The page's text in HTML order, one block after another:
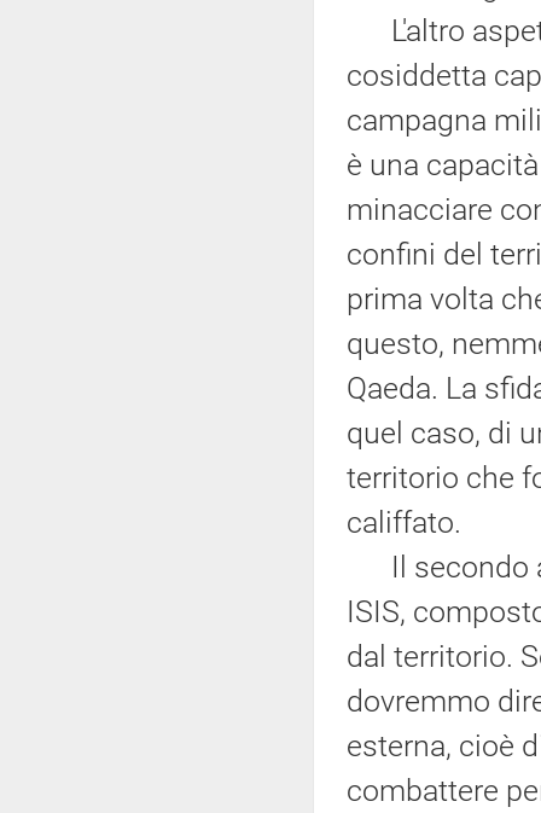
L'altro
cosiddetta
campagna
è una
minacciare
confini del
prima volta
questo,
Qaeda. La
quel caso, di
territorio che
califfato.
Il secondo
ISIS,
dal territorio.
dovremmo
esterna, cioè
combattere